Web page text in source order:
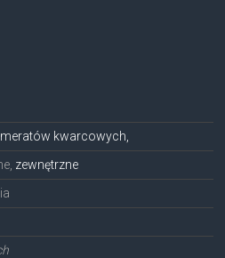
kwarcowych,
zewnętrzne